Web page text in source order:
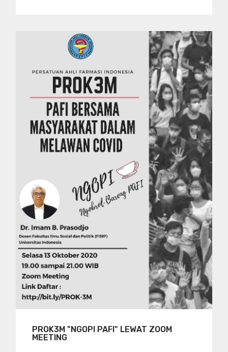
PROK3M "NGOPI PAFI" LEWAT ZOOM
MEETING